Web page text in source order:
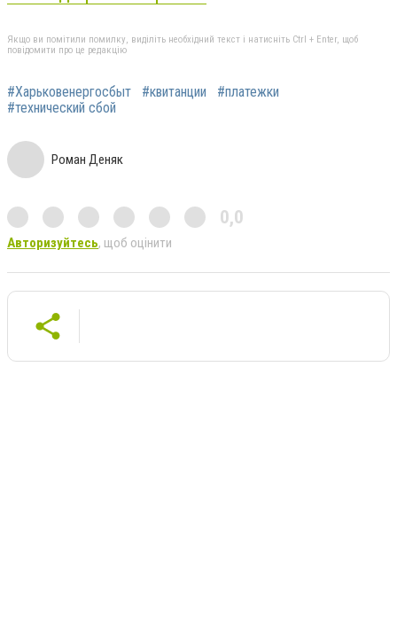
Якщо ви помітили помилку, виділіть необхідний текст і натисніть Ctrl + Enter, щоб
повідомити про це редакцію
#Харьковенергосбыт #квитанции
#платежки
#технический сбой
Роман Деняк
0,0
Авторизуйтесь, щоб оцінити